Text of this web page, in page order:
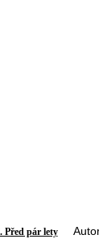
Před pár letyAutor: